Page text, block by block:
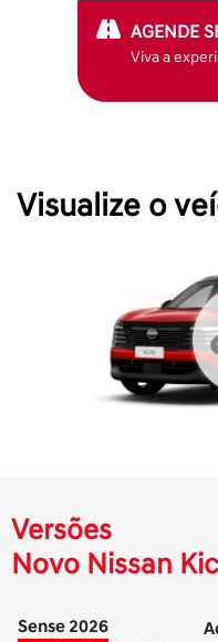
AGENDE
Viva a
Visualize o
Versões
Novo Nissan
Sense 2026